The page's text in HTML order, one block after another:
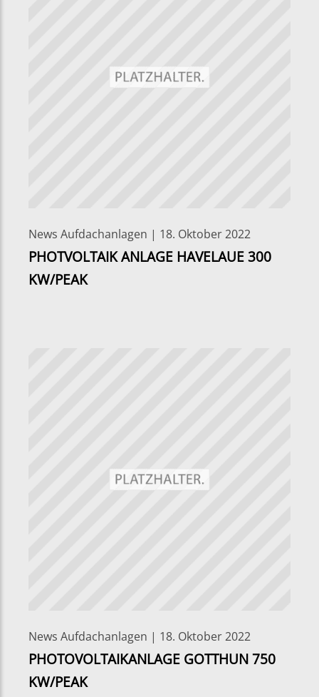
News Aufdachanlagen | 18. Oktober 2022
PHOTVOLTAIK ANLAGE HAVELAUE 300
KW/PEAK
News Aufdachanlagen | 18. Oktober 2022
PHOTOVOLTAIKANLAGE GOTTHUN 750
KW/PEAK